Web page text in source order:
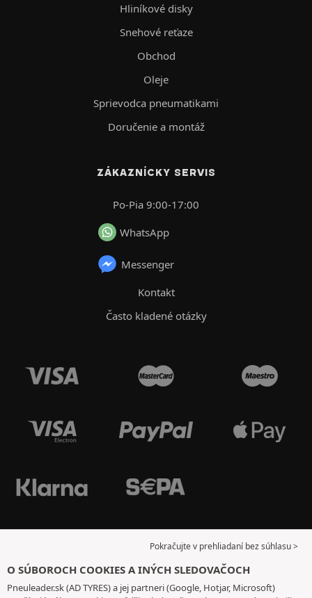
Hliníkové disky
Snehové reťaze
Obchod
Oleje
Sprievodca pneumatikami
Doručenie a montáž
ZÁKAZNÍCKY SERVIS
Po-Pia 9:00-17:00
WhatsApp
Messenger
Kontakt
Často kladené otázky
Pokračujte v prehliadaní bez súhlasu >
O SÚBOROCH COOKIES A INÝCH SLEDOVAČOCH
Pneuleader.sk (AD TYRES) a jej partneri (Google, Hotjar, Microsoft)